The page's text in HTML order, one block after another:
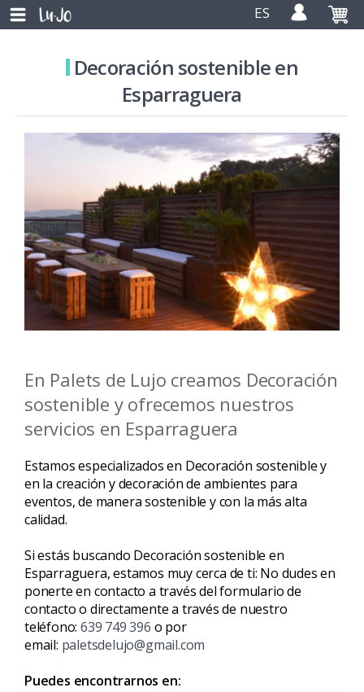
ES
Decoración sostenible en
Esparraguera
En Palets de Lujo creamos Decoración
sostenible y ofrecemos nuestros
servicios en Esparraguera
Estamos especializados en Decoración sostenible y
en la creación y decoración de ambientes para
eventos, de manera sostenible y con la más alta
calidad.
Si estás buscando Decoración sostenible en
Esparraguera, estamos muy cerca de ti: No dudes en
ponerte en contacto a través del formulario de
contacto o directamente a través de nuestro
teléfono: 639 749 396 o por
email: paletsdelujo@gmail.com
Puedes encontrarnos en: